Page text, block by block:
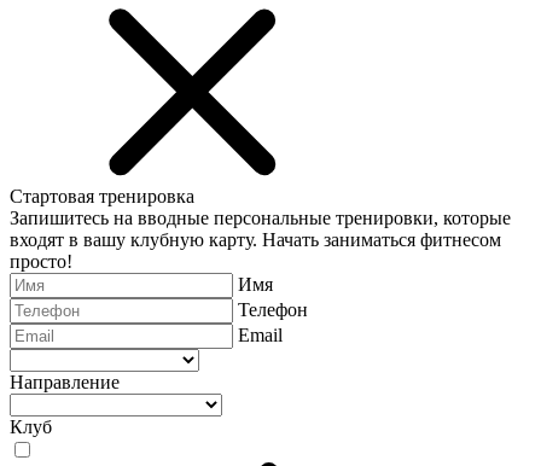
Стартовая тренировка
Запишитесь на вводные персональные тренировки, которые
входят в вашу клубную карту. Начать заниматься фитнесом
просто!
Имя
Телефон
Email
Направление
Клуб